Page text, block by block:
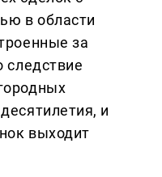
в области
за
следствие
и
выходит